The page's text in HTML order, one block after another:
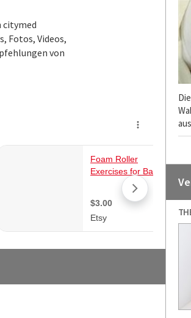
citymed
Fotos, Videos,
von